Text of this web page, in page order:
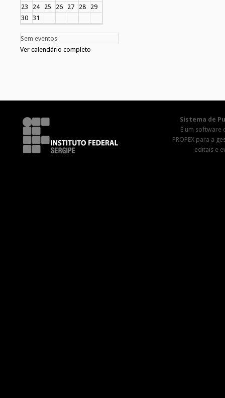
23
24 25 26 27 28
29
30 31
Sem eventos
Ver calendário completo
Sistema de
É um software
PROPEX para a
editais e